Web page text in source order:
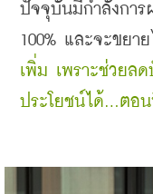
ปัจจุบันมีกำลังการ
100% และจะขยา
เพิ่ม เพราะช่วยล
ประโยชน์ได้...ตอน